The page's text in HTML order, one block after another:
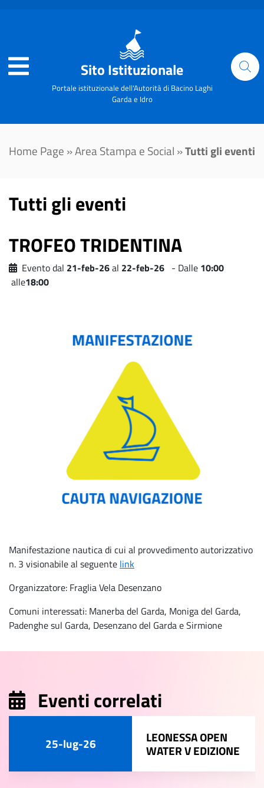
Sito Istituzionale
Portale istituzionale dell'Autorità di Bacino Laghi
Garda e Idro
Home Page »Area Stampa e Social »Tutti gli eventi
Tutti gli eventi
TROFEO TRIDENTINA
Evento dal 21-feb-26al 22-feb-26 - Dalle 10:00
alle18:00
Manifestazione nautica di cui al provvedimento autorizzativo
n. 3 visionabile al seguente link
Organizzatore: Fraglia Vela Desenzano
Comuni interessati: Manerba del Garda, Moniga del Garda,
Padenghe sul Garda, Desenzano del Garda e Sirmione
Eventi correlati
25-lug-26 LEONESSA OPEN
WATER V EDIZIONE